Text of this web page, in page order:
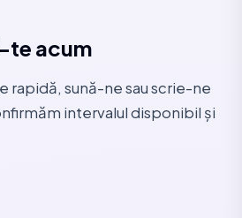
te acum
rapidă, sună-ne sau scrie-ne
intervalul disponibil și